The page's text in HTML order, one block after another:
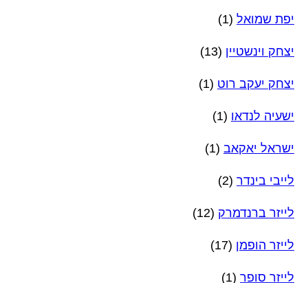
יפת שמואל (1)
יצחק וינשטיין (13)
יצחק יעקב רוט (1)
ישעיה לנדאו (1)
ישראל יאקאב (1)
לייבי בינדר (2)
לייזר ברנדמרק (12)
לייזר הופמן (17)
לייזר סופר (1)